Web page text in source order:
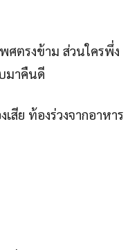
ศตรงข้าม ส่วนใครพึ่ง
มาคืนดี
เสีย ท้องร่วงจากอาหาร